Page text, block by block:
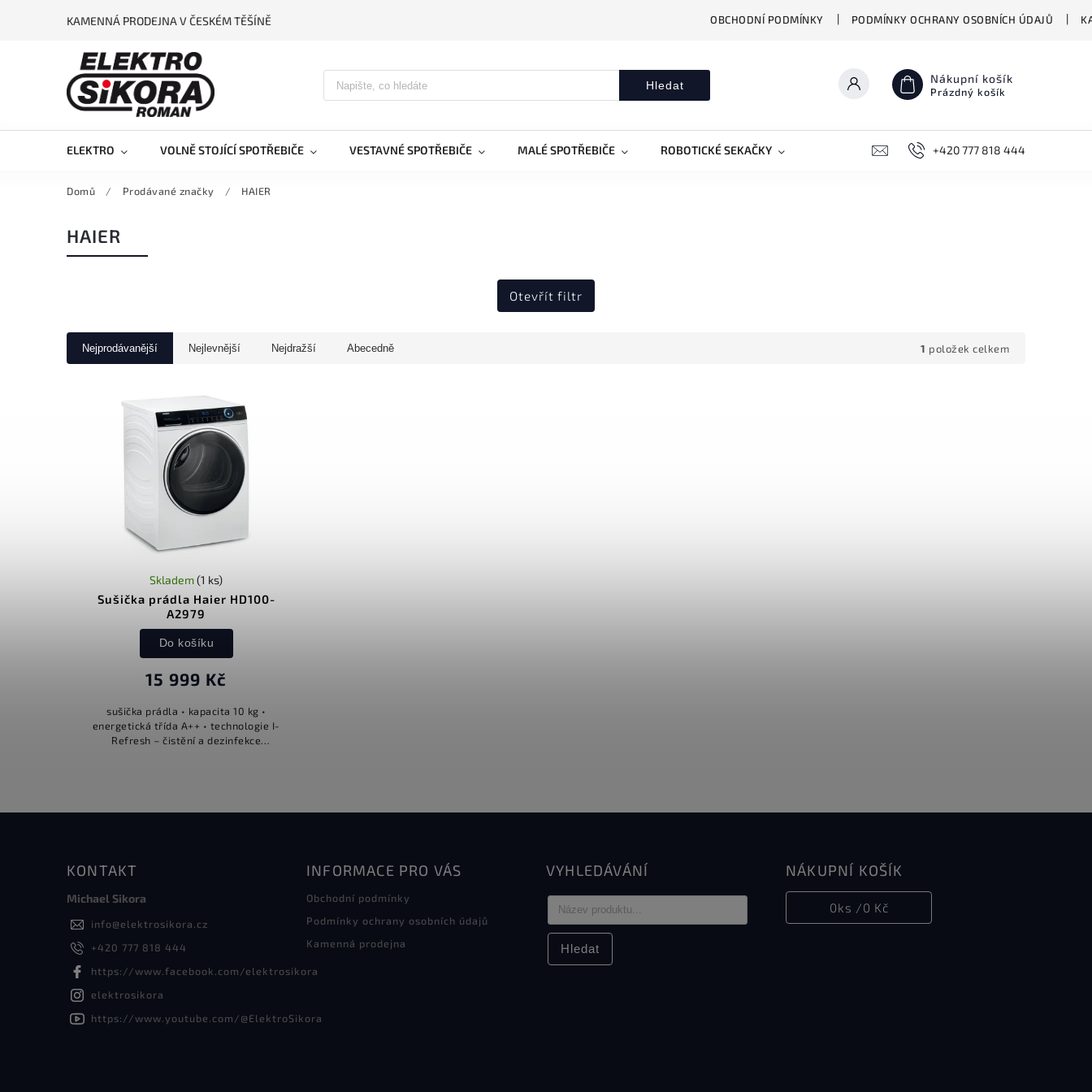
KAMENNÁ PRODEJNA V ČESKÉM TĚŠÍNĚ OBCHODNÍ PODMÍNKY PODMÍNKY OCHRANY OSOBNÍCH ÚDAJŮ
Hledat Nákupní košík
Prázdný košík
ELEKTRO VOLNĚ STOJÍCÍ SPOTŘEBIČE VESTAVNÉ SPOTŘEBIČE MALÉ SPOTŘEBIČE ROBOTICKÉ SEKAČKY PŘEKLADAČE VASCO BIONICKÉ MOPY
+420 777 818 444
Domů / Prodávané značky / HAIER
HAIER
Otevřít filtr
Nejprodávanější Nejlevnější Nejdražší Abecedně 1 položek celkem
Sušička prádla Haier HD100-
A2979
Skladem(1 ks)
15 999 Kč
Do košíku
sušička prádla • kapacita 10 kg •
energetická třída A++ • technologie I-
Refresh – čistění a dezinfekce
KONTAKT
Michael Sikora
info@elektrosikora.cz
+420 777 818 444
https://www.facebook.com/elektrosikora
elektrosikora
https://www.youtube.com/@ElektroSikora
INFORMACE PRO VÁS
Obchodní podmínky
Podmínky ochrany osobních údajů
Kamenná prodejna
VYHLEDÁVÁNÍ
Hledat
NÁKUPNÍ KOŠÍK
0ks /0 Kč